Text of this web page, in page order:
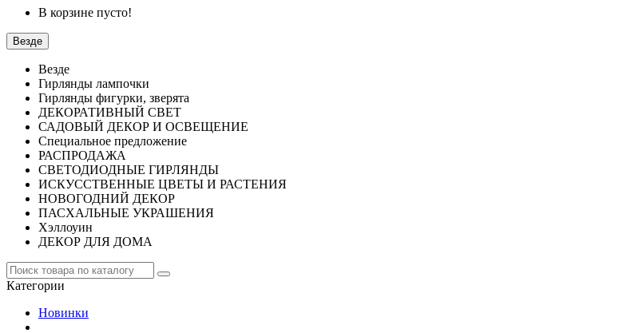
В корзине пусто!
Везде
Везде
Гирлянды лампочки
Гирлянды фигурки, зверята
ДЕКОРАТИВНЫЙ СВЕТ
САДОВЫЙ ДЕКОР И ОСВЕЩЕНИЕ
Специальное предложение
РАСПРОДАЖА
СВЕТОДИОДНЫЕ ГИРЛЯНДЫ
ИСКУССТВЕННЫЕ ЦВЕТЫ И РАСТЕНИЯ
НОВОГОДНИЙ ДЕКОР
ПАСХАЛЬНЫЕ УКРАШЕНИЯ
Хэллоуин
ДЕКОР ДЛЯ ДОМА
Категории
Новинки